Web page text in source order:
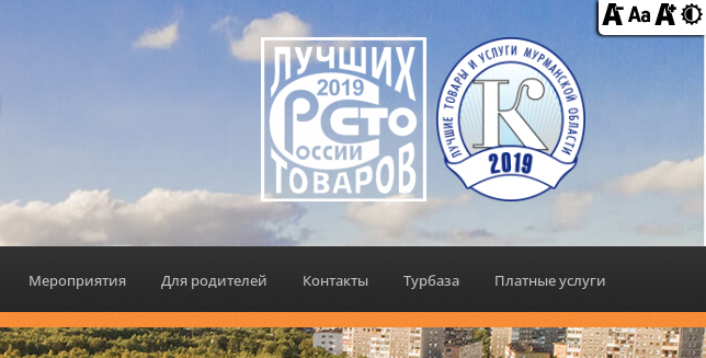
Мероприятия Для родителей Контакты Турбаза Платные услуги